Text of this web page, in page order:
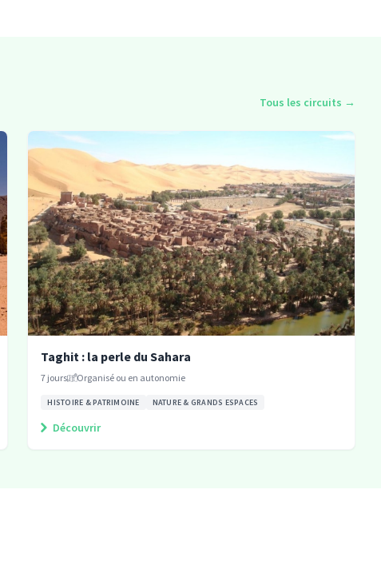
Tous les circuits →
Taghit : la perle du Sahara
7 jours Organisé ou en autonomie
HISTOIRE & PATRIMOINE NATURE & GRANDS ESPACES
Découvrir